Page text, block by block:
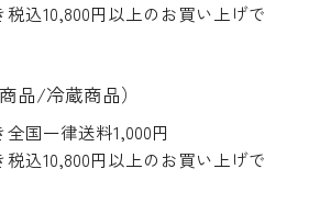
込10,800円以上のお買い上げで
品/冷蔵商品）
国一律送料1,000円
込10,800円以上のお買い上げで